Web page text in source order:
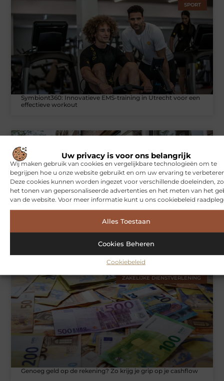
Uw privacy is voor ons belangrijk
Wij maken gebruik van cookies en vergelijkbare technologieën om te
begrijpen hoe u onze website gebruikt en om uw ervaring te
Deze cookies kunnen worden ingezet voor verschillende doeleinden,
het tonen van gepersonaliseerde advertenties en het meten van het
van de website. Voor meer informatie kunt u ons cookiebeleid
Alles Toestaan
Cookies Beheren
Cookiebeleid
SPORT
Symbiont360: Innovatieve EMS-training in Utrecht voor een
effectieve workout
Hoe je jouw woning in Amsterdam beter beschermt tegen
ZAKELIJKE DIENSTVERLENING
Genoeg geld op de rekening? Zo krijg je grip op je cashflow